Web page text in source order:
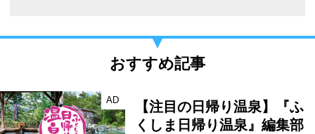
おすすめ記事
AD
【注目の日帰り温泉】『ふ
くしま日帰り温泉』編集部